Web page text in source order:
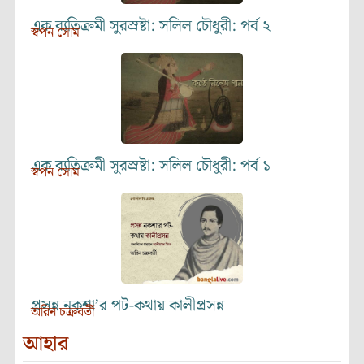
এক ব্যতিক্রমী সুরস্রষ্টা: সলিল চৌধুরী: পর্ব ২
স্বপন সোম
এক ব্যতিক্রমী সুরস্রষ্টা: সলিল চৌধুরী: পর্ব ১
স্বপন সোম
প্রসন্ন নকশা’র পট-কথায় কালীপ্রসন্ন
অরিন চক্রবর্তী
আহার